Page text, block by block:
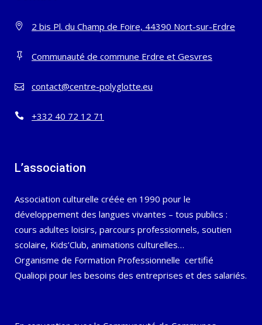
2 bis Pl. du Champ de Foire, 44390 Nort-sur-Erdre
Communauté de commune Erdre et Gesvres
contact@centre-polyglotte.eu
+332 40 72 12 71
L’association
Association culturelle créée en 1990 pour le
développement des langues vivantes – tous publics :
cours adultes loisirs, parcours professionnels, soutien
scolaire, Kids’Club, animations culturelles…
Organisme de Formation Professionnelle certifié
Qualiopi pour les besoins des entreprises et des salariés.